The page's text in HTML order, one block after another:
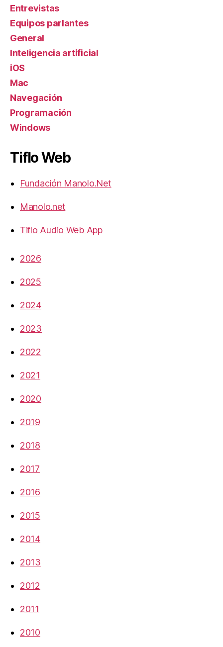
Entrevistas
Equipos parlantes
General
Inteligencia artificial
iOS
Mac
Navegación
Programación
Windows
Tiflo Web
Fundación Manolo.Net
Manolo.net
Tiflo Audio Web App
2026
2025
2024
2023
2022
2021
2020
2019
2018
2017
2016
2015
2014
2013
2012
2011
2010